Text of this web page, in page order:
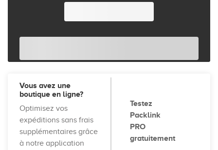
Vous avez une
boutique en ligne?
Optimisez vos
expéditions sans frais
supplémentaires grâce
à notre application
Testez
Packlink
PRO
gratuitement